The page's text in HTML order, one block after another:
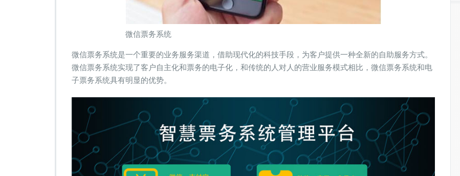
微信票务系统
微信票务系统是一个重要的业务服务渠道，借助现代化的科技手段，为客户提供一种全新的自助服务方式。
微信票务系统实现了客户自主化和票务的电子化，和传统的人对人的营业服务模式相比，微信票务系统和电
子票务系统具有明显的优势。